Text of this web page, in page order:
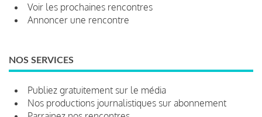
Voir les prochaines rencontres
Annoncer une rencontre
NOS SERVICES
Publiez gratuitement sur le média
Nos productions journalistiques sur abonnement